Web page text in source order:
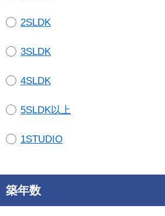
2SLDK
3SLDK
4SLDK
5SLDK以上
1STUDIO
築年数